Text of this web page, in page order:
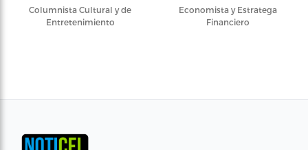
Columnista Cultural y de
Entretenimiento
Economista y Estratega
Financiero